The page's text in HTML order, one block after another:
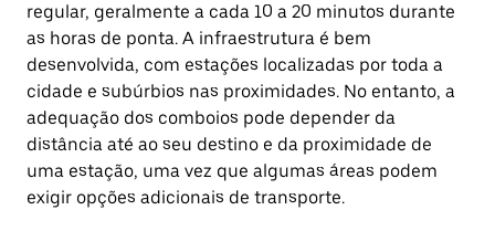
regular, geralmente a cada 10 a 20 minutos durante
as horas de ponta. A infraestrutura é bem
desenvolvida, com estações localizadas por toda a
cidade e subúrbios nas proximidades. No entanto, a
adequação dos comboios pode depender da
distância até ao seu destino e da proximidade de
uma estação, uma vez que algumas áreas podem
exigir opções adicionais de transporte.